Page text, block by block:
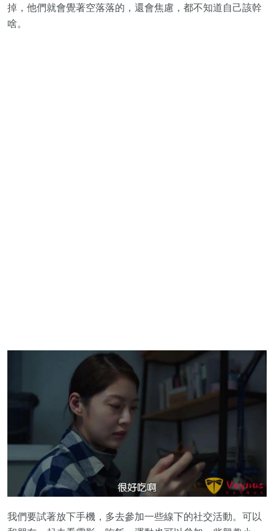
掉，他們就會覺著空落落的，還會焦慮，都不知道自己該幹
啥。
我們要試著放下手機，多去參加一些線下的社交活動。可以